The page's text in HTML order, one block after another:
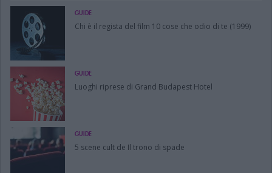
GUIDE
Chi è il regista del film 10 cose che odio di te (1999)
GUIDE
Luoghi riprese di Grand Budapest Hotel
GUIDE
5 scene cult de Il trono di spade